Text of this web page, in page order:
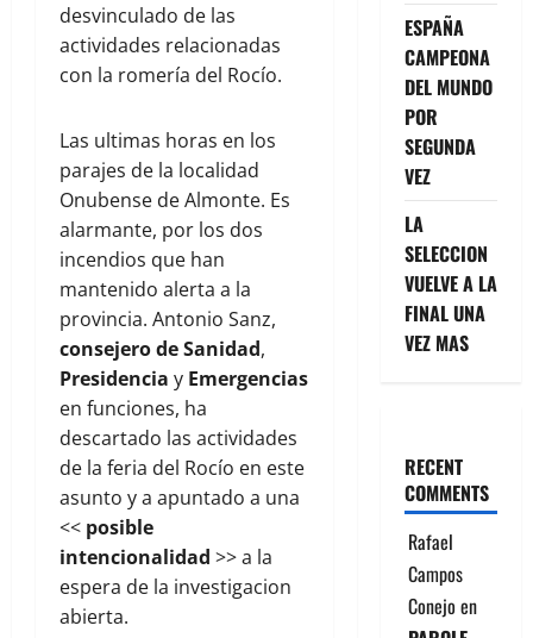
desvinculado de las
actividades relacionadas
con la romería del Rocío.
Las ultimas horas en los
parajes de la localidad
Onubense de Almonte. Es
alarmante, por los dos
incendios que han
mantenido alerta a la
provincia. Antonio Sanz,
consejero de Sanidad,
Presidencia y Emergencias
en funciones, ha
descartado las actividades
de la feria del Rocío en este
asunto y a apuntado a una
<< posible
intencionalidad >> a la
espera de la investigacion
abierta.
ESPAÑA
CAMPEONA
DEL MUNDO
POR
SEGUNDA
VEZ
LA
SELECCION
VUELVE A LA
FINAL UNA
VEZ MAS
RECENT
COMMENTS
Rafael
Campos
Conejo en